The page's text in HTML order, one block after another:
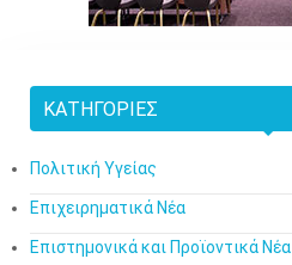
ΚΑΤΗΓΟΡΊΕΣ
Πολιτική Υγείας
Επιχειρηματικά Νέα
Επιστημονικά και Προϊοντικά Νέα